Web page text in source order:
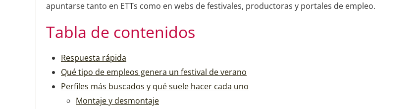
apuntarse tanto en ETTs como en webs de festivales, productoras y portales de empleo.
Tabla de contenidos
Respuesta rápida
Qué tipo de empleos genera un festival de verano
Perfiles más buscados y qué suele hacer cada uno
Montaje y desmontaje